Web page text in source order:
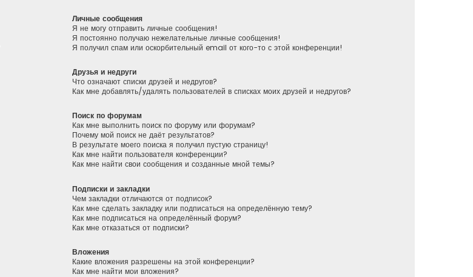
Личные сообщения
Я не могу отправить личные сообщения!
Я постоянно получаю нежелательные личные сообщения!
Я получил спам или оскорбительный email от кого-то с этой конференции!
Друзья и недруги
Что означают списки друзей и недругов?
Как мне добавлять/удалять пользователей в списках моих друзей и недругов?
Поиск по форумам
Как мне выполнить поиск по форуму или форумам?
Почему мой поиск не даёт результатов?
В результате моего поиска я получил пустую страницу!
Как мне найти пользователя конференции?
Как мне найти свои сообщения и созданные мной темы?
Подписки и закладки
Чем закладки отличаются от подписок?
Как мне сделать закладку или подписаться на определённую тему?
Как мне подписаться на определённый форум?
Как мне отказаться от подписки?
Вложения
Какие вложения разрешены на этой конференции?
Как мне найти мои вложения?